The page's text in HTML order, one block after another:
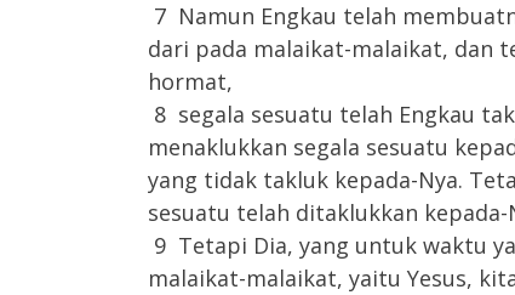
7 Namun Engkau telah
dari pada malaikat-malaikat, dan
hormat,
8 segala sesuatu telah Engkau
menaklukkan segala sesuatu
yang tidak takluk kepada-Nya.
sesuatu telah ditaklukkan kepada-
9 Tetapi Dia, yang untuk waktu
malaikat-malaikat, yaitu Yesus,